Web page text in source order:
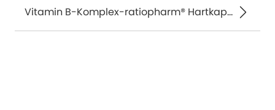
Vitamin B-Komplex-ratiopharm® Hartkapseln 120 St